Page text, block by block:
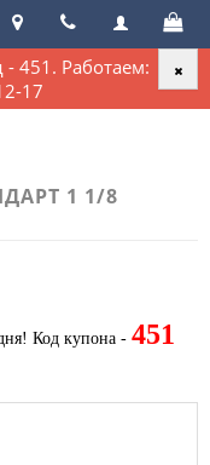
451. Работаем:
17
1 1/8
Код купона - 451